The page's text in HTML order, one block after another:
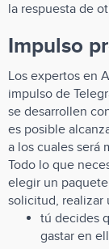
la respuesta de
Impulso
Los expertos en
impulso de
se desarrollen
es posible
a los cuales será
Todo lo que
elegir un
solicitud, realizar
tú decides
gastar en